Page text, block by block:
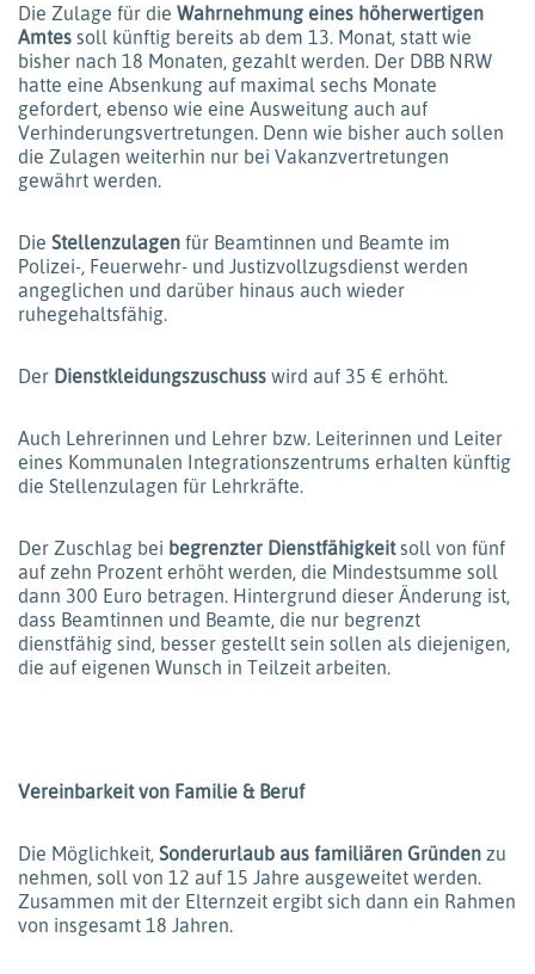
Die Zulage für die Wahrnehmung eines höherwertigen
Amtes soll künftig bereits ab dem 13. Monat, statt wie
bisher nach 18 Monaten, gezahlt werden. Der DBB NRW
hatte eine Absenkung auf maximal sechs Monate
gefordert, ebenso wie eine Ausweitung auch auf
Verhinderungsvertretungen. Denn wie bisher auch sollen
die Zulagen weiterhin nur bei Vakanzvertretungen
gewährt werden.
Die Stellenzulagen für Beamtinnen und Beamte im
Polizei-, Feuerwehr- und Justizvollzugsdienst werden
angeglichen und darüber hinaus auch wieder
ruhegehaltsfähig.
Der Dienstkleidungszuschuss wird auf 35 € erhöht.
Auch Lehrerinnen und Lehrer bzw. Leiterinnen und Leiter
eines Kommunalen Integrationszentrums erhalten künftig
die Stellenzulagen für Lehrkräfte.
Der Zuschlag bei begrenzter Dienstfähigkeitsoll von fünf
auf zehn Prozent erhöht werden, die Mindestsumme soll
dann 300 Euro betragen. Hintergrund dieser Änderung ist,
dass Beamtinnen und Beamte, die nur begrenzt
dienstfähig sind, besser gestellt sein sollen als diejenigen,
die auf eigenen Wunsch in Teilzeit arbeiten.
Vereinbarkeit von Familie & Beruf
Die Möglichkeit, Sonderurlaub aus familiären Gründen zu
nehmen, soll von 12 auf 15 Jahre ausgeweitet werden.
Zusammen mit der Elternzeit ergibt sich dann ein Rahmen
von insgesamt 18 Jahren.